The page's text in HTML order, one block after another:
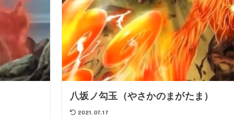
八坂ノ勾玉（やさかのまがたま）
2021.07.17